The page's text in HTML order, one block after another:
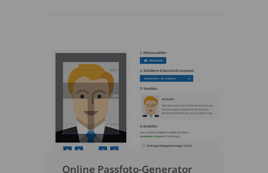
Online Passfoto-Generator